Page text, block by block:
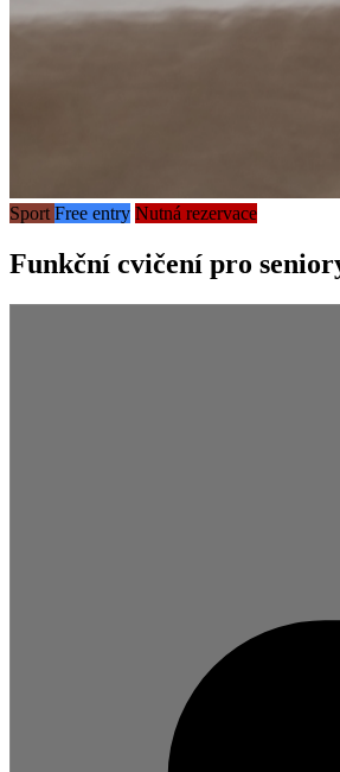
Sport Free entry Nutná rezervace
Funkční cvičení pro